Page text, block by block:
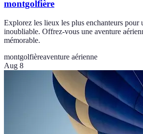
montgolfière
Explorez les lieux les plus enchanteurs
inoubliable. Offrez-vous une aventure
mémorable.
montgolfièreaventure aérienne
Aug 8